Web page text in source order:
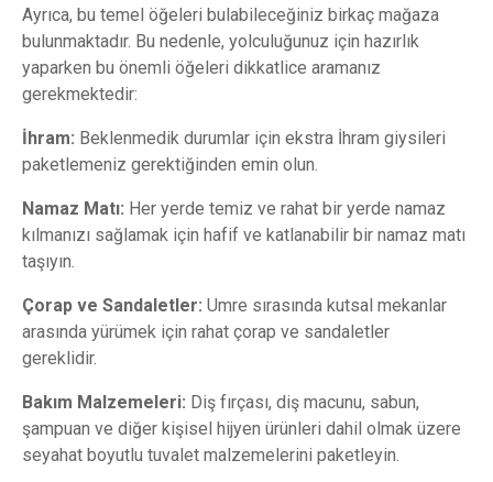
Ayrıca, bu temel öğeleri bulabileceğiniz birkaç mağaza
bulunmaktadır. Bu nedenle, yolculuğunuz için hazırlık
yaparken bu önemli öğeleri dikkatlice aramanız
gerekmektedir:
İhram: Beklenmedik durumlar için ekstra İhram giysileri
paketlemeniz gerektiğinden emin olun.
Namaz Matı: Her yerde temiz ve rahat bir yerde namaz
kılmanızı sağlamak için hafif ve katlanabilir bir namaz matı
taşıyın.
Çorap ve Sandaletler: Umre sırasında kutsal mekanlar
arasında yürümek için rahat çorap ve sandaletler
gereklidir.
Bakım Malzemeleri: Diş fırçası, diş macunu, sabun,
şampuan ve diğer kişisel hijyen ürünleri dahil olmak üzere
seyahat boyutlu tuvalet malzemelerini paketleyin.